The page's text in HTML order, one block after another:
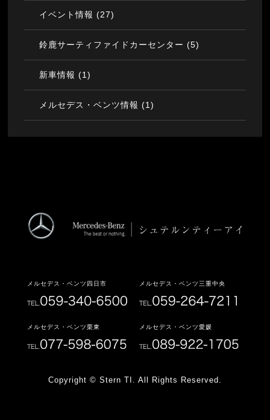
イベント情報 (27)
鈴鹿サーティファイドカーセンター (5)
新車情報 (1)
メルセデス・ベンツ情報 (1)
メルセデス・ベンツ四日市 メルセデス・ベンツ三重中央
メルセデス・ベンツ栗東 メルセデス・ベンツ愛媛
Copyright © Stern TI. All Rights Reserved.